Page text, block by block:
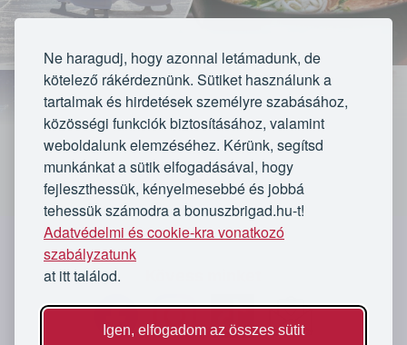
Ne haragudj, hogy azonnal letámadunk, de
kötelező rákérdeznünk. Sütiket használunk a
tartalmak és hirdetések személyre szabásához,
közösségi funkciók biztosításához, valamint
weboldalunk elemzéséhez. Kérünk, segítsd
munkánkat a sütik elfogadásával, hogy
fejleszthessük, kényelmesebbé és jobbá
tehessük számodra a bonuszbrigad.hu-t!
Adatvédelmi és cookie-kra vonatkozó
szabályzatunk
at itt találod.
Igen, elfogadom az összes sütit
Lejárt
Az ajánlat lejárt 112 vásárló 41 értékelés
`